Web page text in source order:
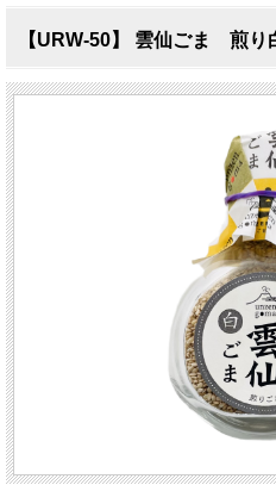
【URW-50】 雲仙ごま 煎り